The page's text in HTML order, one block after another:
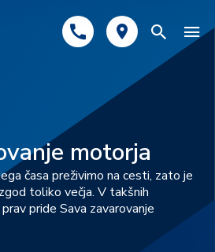
motorja
časa preživimo na cesti, zato je
toliko večja. V takšnih
pride Sava zavarovanje